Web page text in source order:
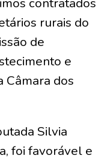
rurais do
de
e
Câmara dos
Silvia
foi favorável e